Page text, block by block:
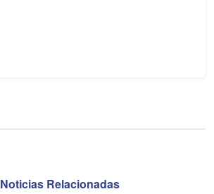
Noticias Relacionadas